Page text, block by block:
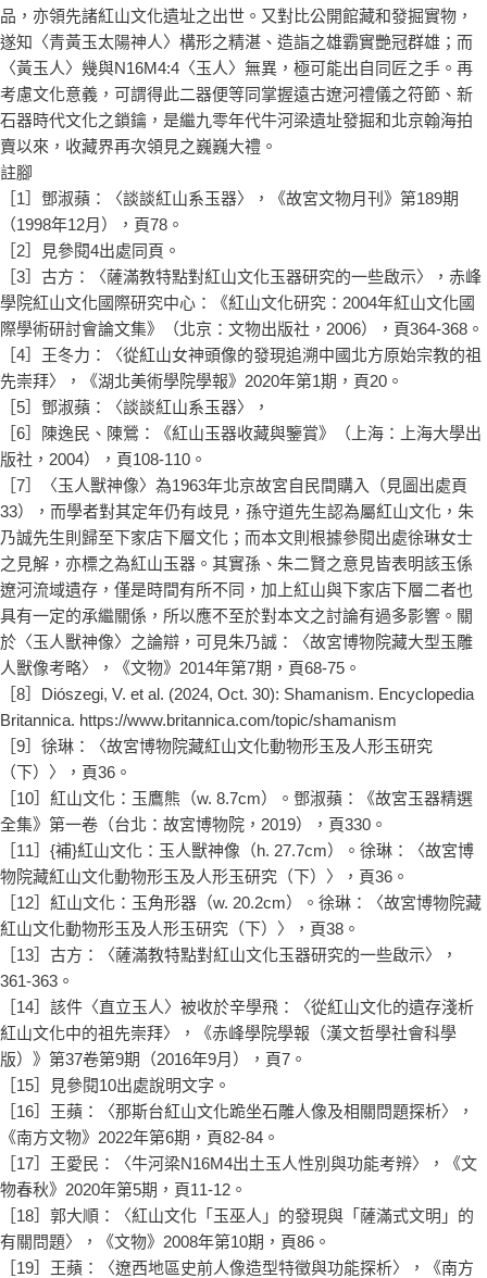
品，亦領先諸紅山文化遺址之出世。又對比公開館藏和發掘實物，
遂知〈青黃玉太陽神人〉構形之精湛、造詣之雄霸實艷冠群雄；而
〈黃玉人〉幾與N16M4:4〈玉人〉無異，極可能出自同匠之手。再
考慮文化意義，可謂得此二器便等同掌握遠古遼河禮儀之符節、新
石器時代文化之鎖鑰，是繼九零年代牛河梁遺址發掘和北京翰海拍
賣以來，收藏界再次領見之巍巍大禮。
註腳
［1］鄧淑蘋：〈談談紅山系玉器〉，《故宮文物月刊》第189期
（1998年12月），頁78。
［2］見參閱4出處同頁。
［3］古方：〈薩滿教特點對紅山文化玉器研究的一些啟示〉，赤峰
學院紅山文化國際研究中心：《紅山文化研究：2004年紅山文化國
際學術研討會論文集》（北京：文物出版社，2006），頁364-368。
［4］王冬力：〈從紅山女神頭像的發現追溯中國北方原始宗教的祖
先崇拜〉，《湖北美術學院學報》2020年第1期，頁20。
［5］鄧淑蘋：〈談談紅山系玉器〉，
［6］陳逸民、陳鶯：《紅山玉器收藏與鑒賞》（上海：上海大學出
版社，2004），頁108-110。
［7］〈玉人獸神像〉為1963年北京故宮自民間購入（見圖出處頁
33），而學者對其定年仍有歧見，孫守道先生認為屬紅山文化，朱
乃誠先生則歸至下家店下層文化；而本文則根據參閱出處徐琳女士
之見解，亦標之為紅山玉器。其實孫、朱二賢之意見皆表明該玉係
遼河流域遺存，僅是時間有所不同，加上紅山與下家店下層二者也
具有一定的承繼關係，所以應不至於對本文之討論有過多影響。關
於〈玉人獸神像〉之論辯，可見朱乃誠：〈故宮博物院藏大型玉雕
人獸像考略〉，《文物》2014年第7期，頁68-75。
［8］Diószegi, V. et al. (2024, Oct. 30): Shamanism. Encyclopedia
Britannica. https://www.britannica.com/topic/shamanism
［9］徐琳：〈故宮博物院藏紅山文化動物形玉及人形玉研究
（下）〉，頁36。
［10］紅山文化：玉鷹熊（w. 8.7cm）。鄧淑蘋：《故宮玉器精選
全集》第一卷（台北：故宮博物院，2019），頁330。
［11］{補}紅山文化：玉人獸神像（h. 27.7cm）。徐琳：〈故宮博
物院藏紅山文化動物形玉及人形玉研究（下）〉，頁36。
［12］紅山文化：玉角形器（w. 20.2cm）。徐琳：〈故宮博物院藏
紅山文化動物形玉及人形玉研究（下）〉，頁38。
［13］古方：〈薩滿教特點對紅山文化玉器研究的一些啟示〉，
361-363。
［14］該件〈直立玉人〉被收於辛學飛：〈從紅山文化的遺存淺析
紅山文化中的祖先崇拜〉，《赤峰學院學報（漢文哲學社會科學
版）》第37卷第9期（2016年9月），頁7。
［15］見參閱10出處說明文字。
［16］王蘋：〈那斯台紅山文化跪坐石雕人像及相關問題探析〉，
《南方文物》2022年第6期，頁82-84。
［17］王愛民：〈牛河梁N16M4出土玉人性別與功能考辨〉，《文
物春秋》2020年第5期，頁11-12。
［18］郭大順：〈紅山文化「玉巫人」的發現與「薩滿式文明」的
有關問題〉，《文物》2008年第10期，頁86。
［19］王蘋：〈遼西地區史前人像造型特徵與功能探析〉，《南方